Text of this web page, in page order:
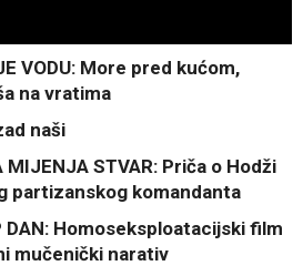
VODU: More pred kućom,
na vratima
naši
MIJENJA STVAR: Priča o Hodži
partizanskog komandanta
DAN: Homoseksploatacijski film
mučenički narativ